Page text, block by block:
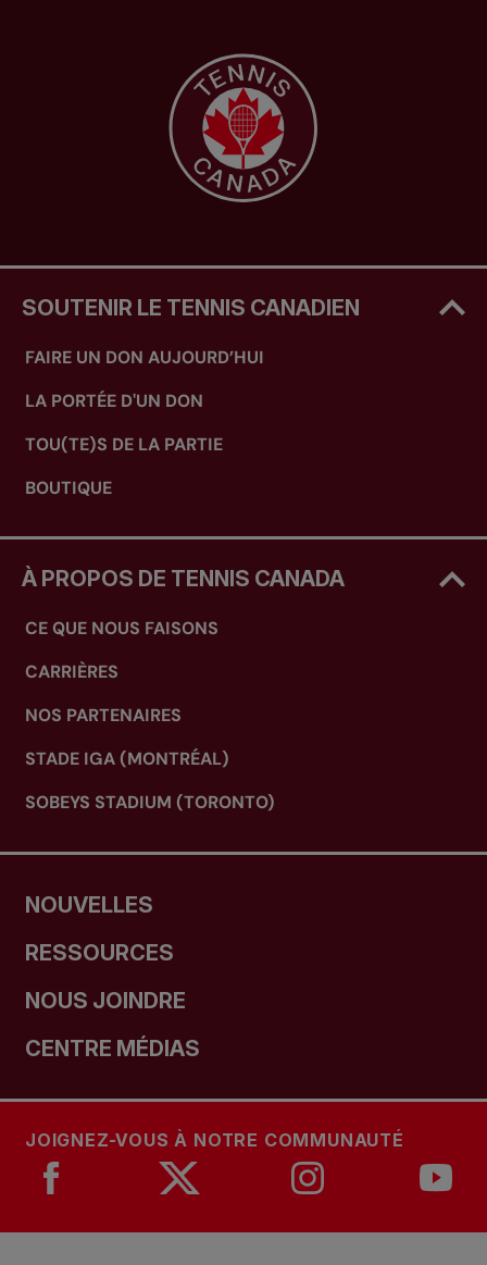
SOUTENIR LE TENNIS CANADIEN
FAIRE UN DON AUJOURD’HUI
LA PORTÉE D'UN DON
TOU(TE)S DE LA PARTIE
BOUTIQUE
À PROPOS DE TENNIS CANADA
CE QUE NOUS FAISONS
CARRIÈRES
NOS PARTENAIRES
STADE IGA (MONTRÉAL)
SOBEYS STADIUM (TORONTO)
NOUVELLES
RESSOURCES
NOUS JOINDRE
CENTRE MÉDIAS
JOIGNEZ-VOUS À NOTRE COMMUNAUTÉ